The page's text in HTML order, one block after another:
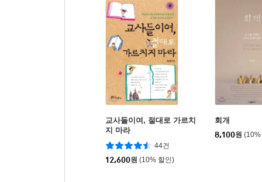
교사들이여, 절대로 가르치
지 마라
44건
12,600원 (10% 할인)
회개
8,100원 (10%